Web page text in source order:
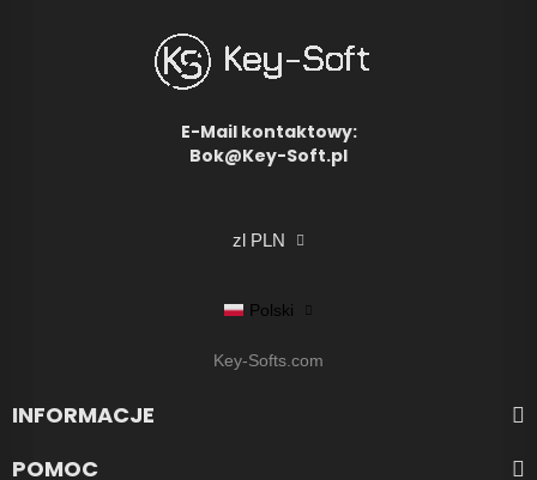
E-Mail kontaktowy:
Bok@Key-Soft.pl
zl PLN
Polski
Key-Softs.com
INFORMACJE
POMOC